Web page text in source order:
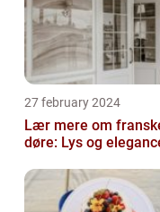
27 february 2024
Lær mere om
døre: Lys og